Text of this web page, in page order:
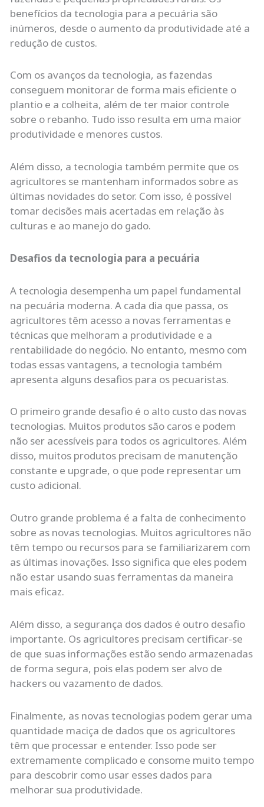
benefícios da tecnologia para a pecuária são
inúmeros, desde o aumento da produtividade até a
redução de custos.
Com os avanços da tecnologia, as fazendas
conseguem monitorar de forma mais eficiente o
plantio e a colheita, além de ter maior controle
sobre o rebanho. Tudo isso resulta em uma maior
produtividade e menores custos.
Além disso, a tecnologia também permite que os
agricultores se mantenham informados sobre as
últimas novidades do setor. Com isso, é possível
tomar decisões mais acertadas em relação às
culturas e ao manejo do gado.
Desafios da tecnologia para a pecuária
A tecnologia desempenha um papel fundamental
na pecuária moderna. A cada dia que passa, os
agricultores têm acesso a novas ferramentas e
técnicas que melhoram a produtividade e a
rentabilidade do negócio. No entanto, mesmo com
todas essas vantagens, a tecnologia também
apresenta alguns desafios para os pecuaristas.
O primeiro grande desafio é o alto custo das novas
tecnologias. Muitos produtos são caros e podem
não ser acessíveis para todos os agricultores. Além
disso, muitos produtos precisam de manutenção
constante e upgrade, o que pode representar um
custo adicional.
Outro grande problema é a falta de conhecimento
sobre as novas tecnologias. Muitos agricultores não
têm tempo ou recursos para se familiarizarem com
as últimas inovações. Isso significa que eles podem
não estar usando suas ferramentas da maneira
mais eficaz.
Além disso, a segurança dos dados é outro desafio
importante. Os agricultores precisam certificar-se
de que suas informações estão sendo armazenadas
de forma segura, pois elas podem ser alvo de
hackers ou vazamento de dados.
Finalmente, as novas tecnologias podem gerar uma
quantidade maciça de dados que os agricultores
têm que processar e entender. Isso pode ser
extremamente complicado e consome muito tempo
para descobrir como usar esses dados para
melhorar sua produtividade.